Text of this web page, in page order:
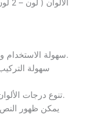
سهولة الاستخدام وتنوع طرق الكتابة وامتداد الخطوط واختلافها.
سهولة
تنوع درجات الألوان واستنساخها بشكل يناسب العرض والكتابة.
يمكن ظهور